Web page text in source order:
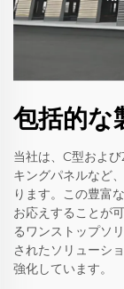
包括的な
当社は、C型およ
キングパネルなど
ります。この豊富
お応えすることが
るワンストップソ
されたソリューシ
強化しています。